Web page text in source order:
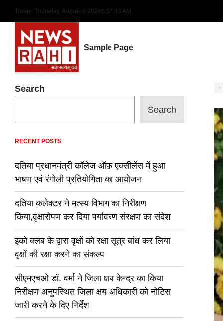
content
Today: Thursday, August 6 20266:37:44 AM
Sample Page
Search
Search
RECENT POSTS
दतिया प्रधानमंत्री कॉलेज ऑफ़ एक्सीलेंस में हुआ
भाषण एवं रंगोली प्रतियोगिता का आयोजन
दतिया कलेक्टर ने मत्स्य विभाग का निरीक्षण
किया,वृक्षारोपण कर दिया पर्यावरण संरक्षण का संदेश
इको क्लब के द्वारा वृक्षों को रक्षा सूत्र बांध कर लिया
वृक्षों की रक्षा करने का संकल्प
सीएमएचओ डॉ. वर्मा ने जिला क्षय केन्द्र का किया
निरीक्षण अनुपस्थित जिला क्षय अधिकारी को नोटिस
जारी करने के दिए निर्देश